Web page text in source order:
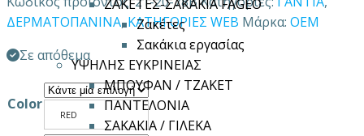
ΖΑΚΕΤΕΣ-ΣΑΚΑΚΙΑ FAGEO
Ζακέτες
Σακάκια εργασίας
ΥΨΗΛΗΣ ΕΥΚΡΙΝΕΙΑΣ
ΜΠΟΥΦΑΝ / ΤΖΑΚΕΤ
ΠΑΝΤΕΛΟΝΙΑ
ΣΑΚΑΚΙΑ / ΓΙΛΕΚΑ
ΔΕΡΜΑΤΟΠΑΝΙΝΑ,ΚΑΤΗΓΟΡΙΕΣ WEB Μάρκα: OEM
Σε απόθεμα
Color
RED